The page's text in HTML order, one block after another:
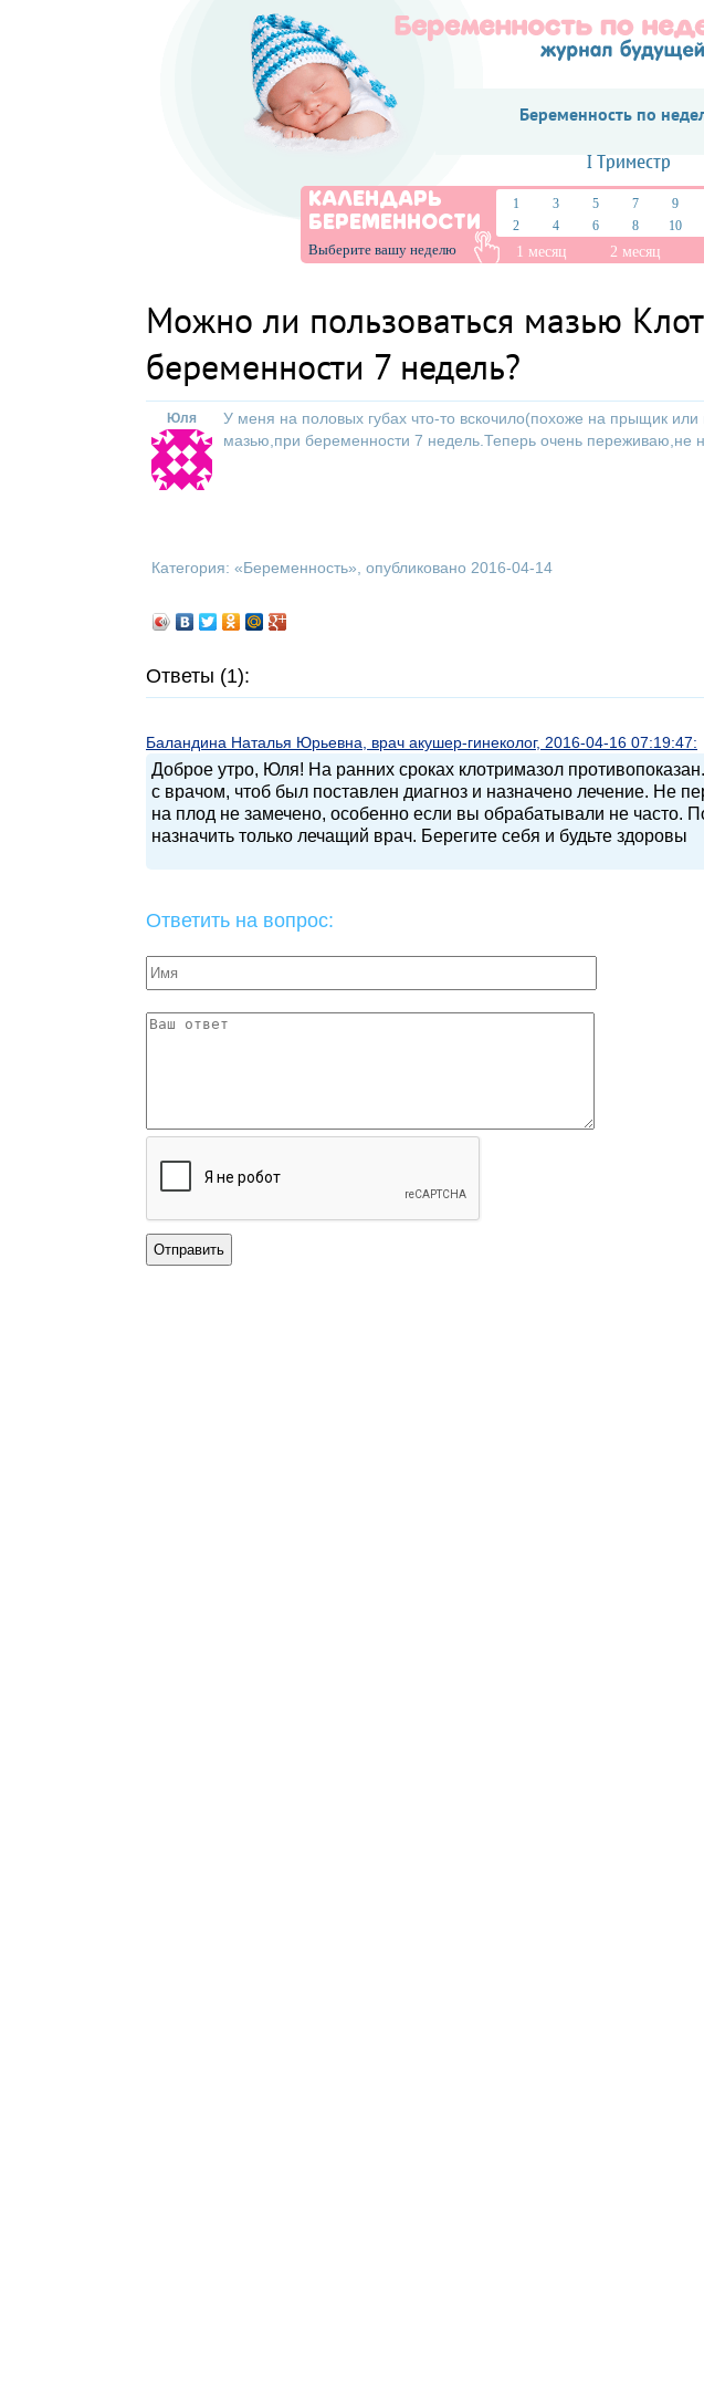
Беременность по
I Триместр
КАЛЕНДАРЬ
БЕРЕМЕННОСТИ
Выберите вашу неделю
1 3 5 7 9
2
4 6 8 10
1 месяц 2 месяц
Можно ли пользоваться мазью
беременности 7 недель?
Юля
У меня на половых губах что-то вскочило(похоже на прыщик или
мазью,при беременности 7 недель.Теперь очень переживаю,не
Категория: «Беременность», опубликовано 2016-04-14
Ответы (1):
Баландина Наталья Юрьевна, врач акушер-гинеколог, 2016-04-16 07:19:47:
Доброе утро, Юля! На ранних сроках клотримазол
с врачом, чтоб был поставлен диагноз и назначено лечение. Не
на плод не замечено, особенно если вы обрабатывали не часто.
назначить только лечащий врач. Берегите себя и будьте здоровы
Ответить на вопрос: